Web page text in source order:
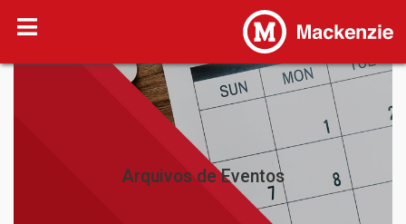
Arquivos de Eventos